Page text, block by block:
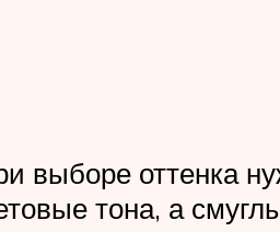
выборе оттенка
тона, а